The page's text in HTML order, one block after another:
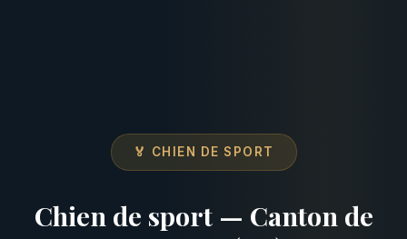
🏅 CHIEN DE SPORT
Chien de sport — Canton de